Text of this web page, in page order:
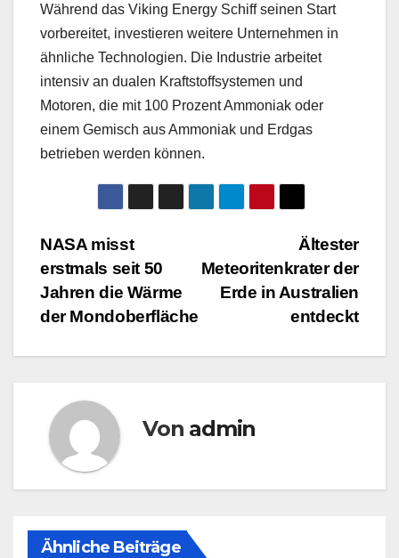
Während das Viking Energy Schiff seinen Start
vorbereitet, investieren weitere Unternehmen in
ähnliche Technologien. Die Industrie arbeitet
intensiv an dualen Kraftstoffsystemen und
Motoren, die mit 100 Prozent Ammoniak oder
einem Gemisch aus Ammoniak und Erdgas
betrieben werden können.
Beitragsnavigation
Ältester
Meteoritenkrater der
Erde in Australien
entdeckt
NASA misst
erstmals seit 50
Jahren die Wärme
der Mondoberfläche
Von admin
Ähnliche Beiträge